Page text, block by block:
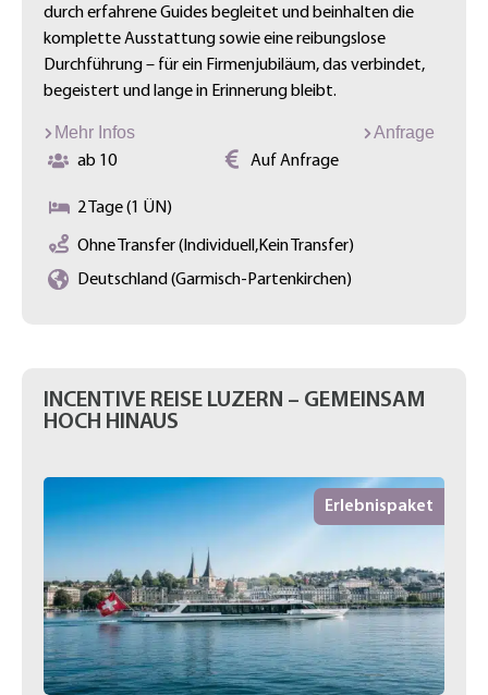
durch erfahrene Guides begleitet und beinhalten die
komplette Ausstattung sowie eine reibungslose
Durchführung – für ein Firmenjubiläum, das verbindet,
begeistert und lange in Erinnerung bleibt.
Mehr Infos
Anfrage
ab 10
Auf Anfrage
2 Tage (1 ÜN)
Ohne Transfer (Individuell,Kein Transfer)
Deutschland (Garmisch-Partenkirchen)
INCENTIVE REISE LUZERN – GEMEINSAM
HOCH HINAUS
Erlebnispaket